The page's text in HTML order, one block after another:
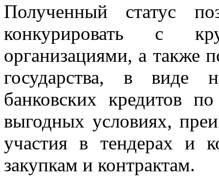
Полученный статус
конкурировать с
организациями, а также
государства, в виде
банковских кредитов
выгодных условиях,
участия в тендерах и
закупкам и контрактам.